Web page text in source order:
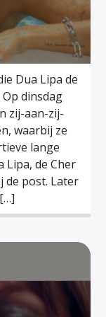
Dua Lipa de
dinsdag
zij-aan-zij-
waarbij ze
lange
Lipa, de Cher
de post. Later